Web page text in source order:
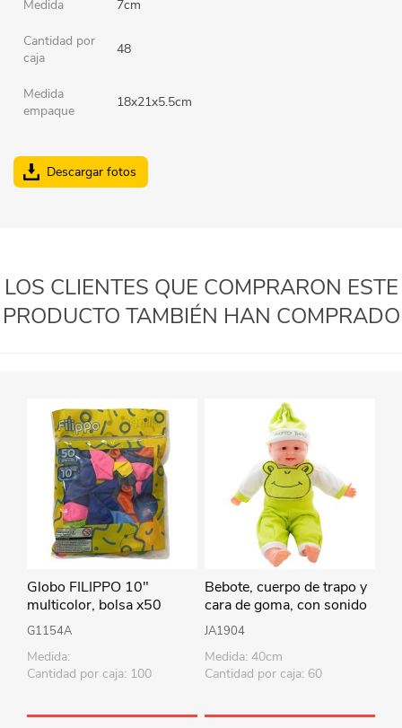
Medida 7cm
Cantidad por
caja
48
Medida
empaque
18x21x5.5cm
Descargar fotos
LOS CLIENTES QUE COMPRARON ESTE
PRODUCTO TAMBIÉN HAN COMPRADO
Globo FILIPPO 10"
multicolor, bolsa x50
G1154A
Medida:
Cantidad por caja: 100
Bebote, cuerpo de trapo y
cara de goma, con sonido
40cm, varios colores en
bolsa
JA1904
Medida: 40cm
Cantidad por caja: 60